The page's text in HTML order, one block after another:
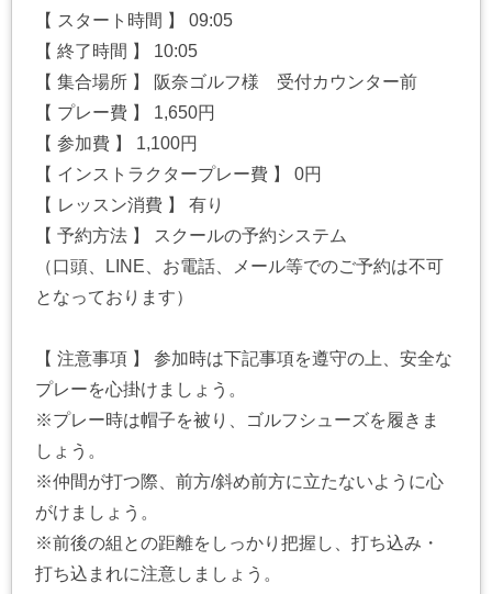
【 スタート時間 】 09:05
【 終了時間 】 10:05
【 集合場所 】 阪奈ゴルフ様 受付カウンター前
【 プレー費 】 1,650円
【 参加費 】 1,100円
【 インストラクタープレー費 】 0円
【 レッスン消費 】 有り
【 予約方法 】 スクールの予約システム
（口頭、LINE、お電話、メール等でのご予約は不可
となっております）
【 注意事項 】 参加時は下記事項を遵守の上、安全な
プレーを心掛けましょう。
※プレー時は帽子を被り、ゴルフシューズを履きま
しょう。
※仲間が打つ際、前方/斜め前方に立たないように心
がけましょう。
※前後の組との距離をしっかり把握し、打ち込み・
打ち込まれに注意しましょう。